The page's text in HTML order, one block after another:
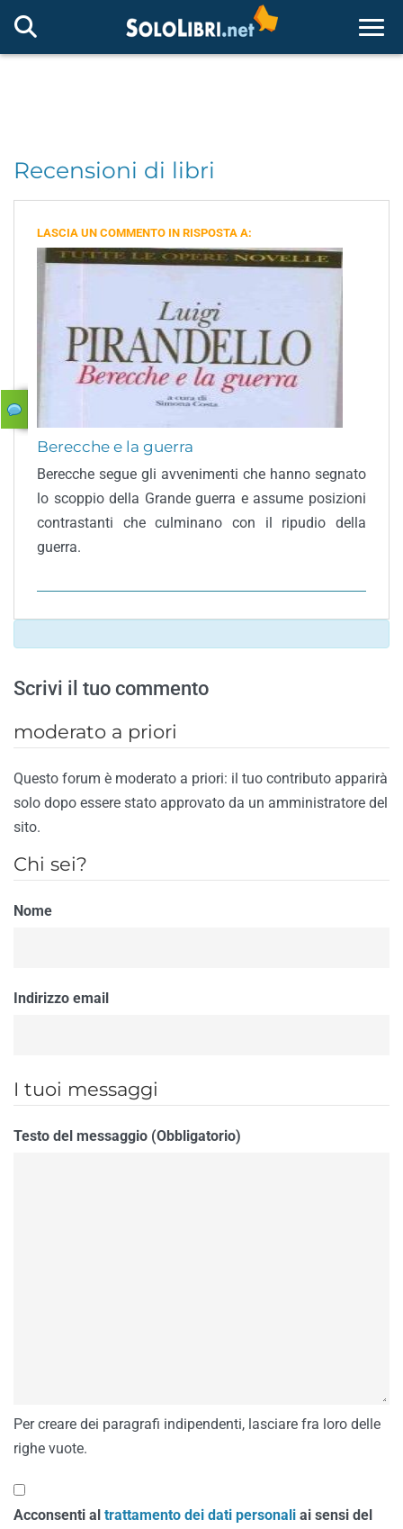
Recensioni di libri
LASCIA UN COMMENTO IN RISPOSTA A:
Berecche e la guerra
Berecche segue gli avvenimenti che hanno segnato
lo scoppio della Grande guerra e assume posizioni
contrastanti che culminano con il ripudio della
guerra.
Scrivi il tuo commento
moderato a priori
Questo forum è moderato a priori: il tuo contributo apparirà
solo dopo essere stato approvato da un amministratore del
sito.
Chi sei?
Nome
Indirizzo email
I tuoi messaggi
Testo del messaggio (Obbligatorio)
Per creare dei paragrafi indipendenti, lasciare fra loro delle
righe vuote.
Acconsenti al trattamento dei dati personali ai sensi del